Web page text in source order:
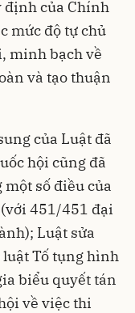
định của Chính
mức độ tự chủ
minh bạch về
và tạo thuận
của Luật đã
hội cũng đã
số điều của
451/451 đại
Luật sửa
luật Tố tụng hình
biểu quyết tán
về việc thi